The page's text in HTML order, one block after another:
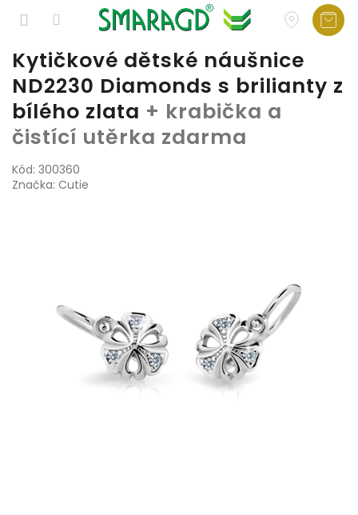
Přejít
obsah
Kytičkové dětské náušnice
ND2230 Diamonds s brilianty z
bílého zlata + krabička a
čistící utěrka zdarma
Kód: 300360
Značka: Cutie